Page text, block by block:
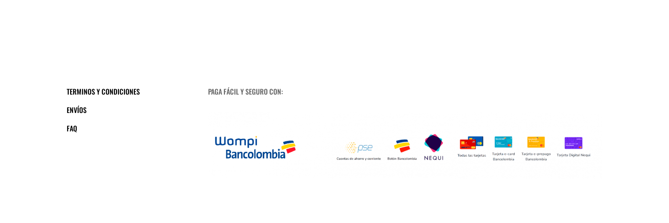
TERMINOS Y CONDICIONES
ENVÍOS
FAQ
PAGA FÁCIL Y SEGURO CON: